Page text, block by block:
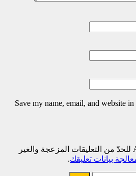
Save my name, email, and website
هذا الموقع يستخدم Akismet للحدّ من التعليقات المزعجة والغير
بيانات تعليقك.